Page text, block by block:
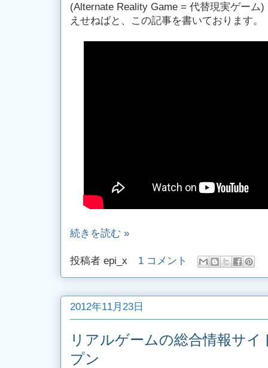
(Alternate Reality Game = 代替現実ゲーム
えせねばと、この記事を書いております。
続きを読む »
投稿者 epi_x 1 コメント
2012年11月23日
リアルゲームの総合情報サ
プン